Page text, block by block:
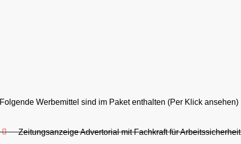
Folgende Werbemittel sind im Paket enthalten (Per Klick ansehen)
Zeitungsanzeige Advertorial mit Fachkraft für Arbeitssicherheit